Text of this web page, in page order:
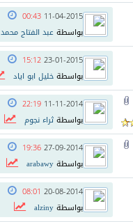
11-04-2015
00:43
بواسطةعبد الفتاح محمد
23-01-2015
15:12
بواسطةخليل ابو اياد
11-11-2014
22:19
بواسطةثراء نجوم
27-09-2014
19:36
بواسطةarabawy
20-08-2014
08:01
بواسطةalziny